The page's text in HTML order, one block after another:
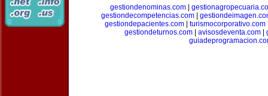
gestiondenominas.com|
gestiondecompetencias.com|
gestiondepacientes.com| turismocorporativo.com
gestiondeturnos.com| avisosdeventa.com|